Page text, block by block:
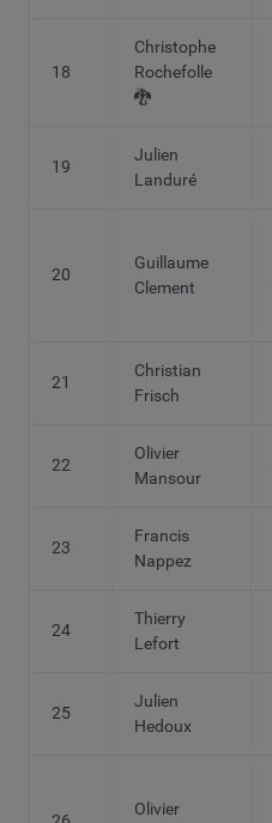
18
Christophe
Rochefolle
🐉
19
Julien
Landuré
20
Guillaume
Clement
21
Christian
Frisch
22
Olivier
Mansour
23
Francis
Nappez
24
Thierry
Lefort
25
Julien
Hedoux
Olivier